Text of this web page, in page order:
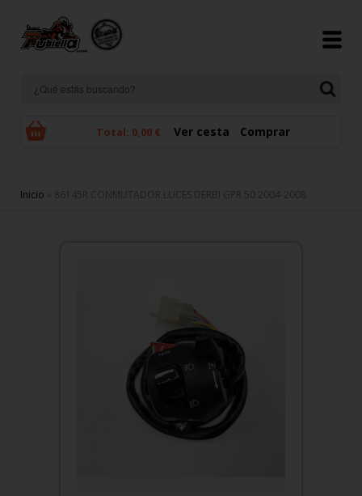
Total: 0,00 € Ver cesta Comprar
Se encuentra usted aquí
Inicio » 86145R CONMUTADOR LUCES DERBI GPR 50 2004-2008